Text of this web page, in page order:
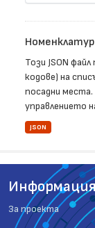
Този JSON
кодове) на
посадни
управлението
JSON
За проекта